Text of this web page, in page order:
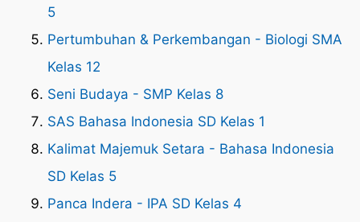
5
Pertumbuhan & Perkembangan - Biologi SMA
Kelas 12
Seni Budaya - SMP Kelas 8
SAS Bahasa Indonesia SD Kelas 1
Kalimat Majemuk Setara - Bahasa Indonesia
SD Kelas 5
Panca Indera - IPA SD Kelas 4